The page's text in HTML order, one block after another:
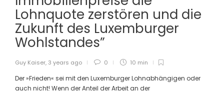
Lohnquote zerstören und die
Zukunft des Luxemburger
Wohlstandes”
Guy Kaiser, 3 years ago 0 10 min
Der »Frieden« sei mit den Luxemburger Lohnabhängigen oder
auch nicht! Wenn der Anteil der Arbeit an der